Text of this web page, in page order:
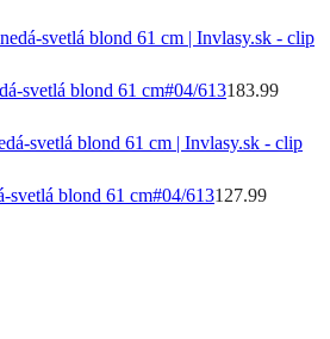
svetlá blond 61 cm#04/613183.99
svetlá blond 61 cm#04/613127.99